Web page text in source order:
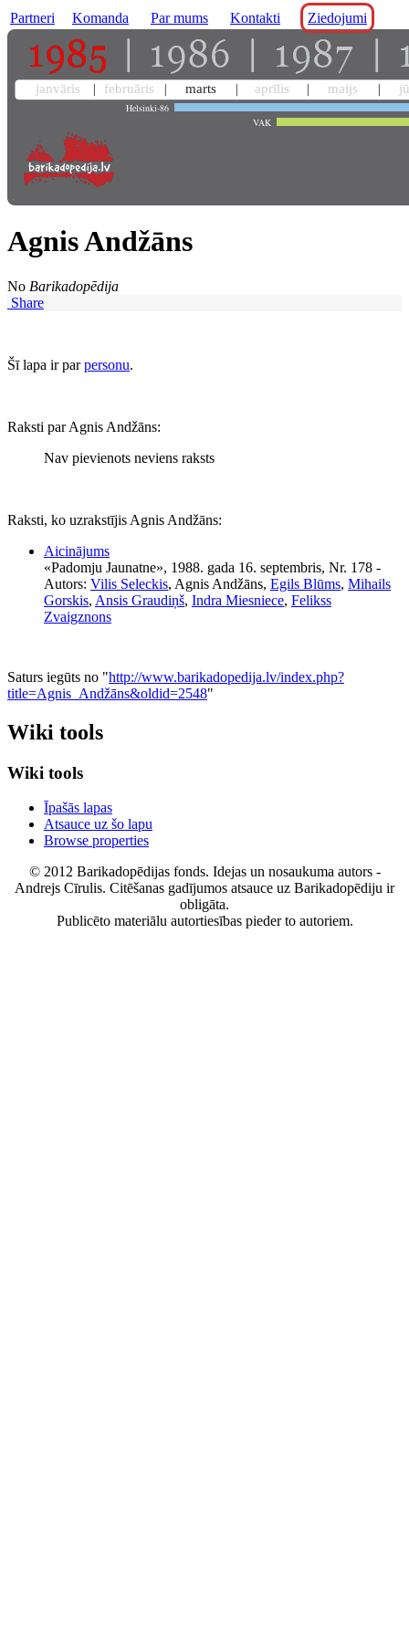
Partneri Komanda Par mums Kontakti Ziedojumi
janvāris februāris marts aprīlis maijs
Helsinki-86
VAK
Agnis Andžāns
No Barikadopēdija
Share
Šī lapa ir parpersonu.
Raksti par Agnis Andžāns:
Nav pievienots neviens raksts
Raksti, ko uzrakstījis Agnis Andžāns:
Aicinājums
«Padomju Jaunatne», 1988. gada 16. septembris, Nr. 178 -
Autors: Vilis Seleckis, Agnis Andžāns, Egils Blūms, Mihails
Gorskis, Ansis Graudiņš, Indra Miesniece, Felikss
Zvaigznons
Saturs iegūts no "http://www.barikadopedija.lv/index.php?
title=Agnis_Andžāns&oldid=2548"
Wiki tools
Wiki tools
Īpašās lapas
Atsauce uz šo lapu
Browse properties
© 2012 Barikadopēdijas fonds. Idejas un nosaukuma autors -
Andrejs Cīrulis. Citēšanas gadījumos atsauce uz Barikadopēdiju ir
obligāta.
Publicēto materiālu autortiesības pieder to autoriem.